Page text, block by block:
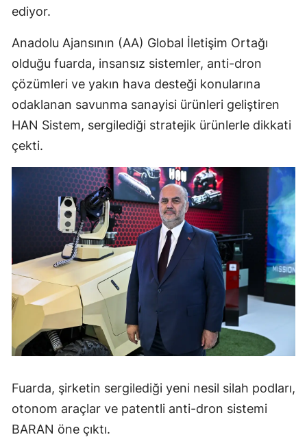
ediyor.
Anadolu Ajansının (AA) Global İletişim Ortağı
olduğu fuarda, insansız sistemler, anti-dron
çözümleri ve yakın hava desteği konularına
odaklanan savunma sanayisi ürünleri geliştiren
HAN Sistem, sergilediği stratejik ürünlerle dikkati
çekti.
Fuarda, şirketin sergilediği yeni nesil silah podları,
otonom araçlar ve patentli anti-dron sistemi
BARAN öne çıktı.